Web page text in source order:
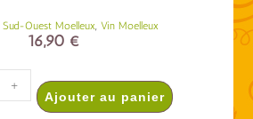
Sud-Ouest Moelleux, Vin Moelleux
16,90 €
+
Ajouter au panier